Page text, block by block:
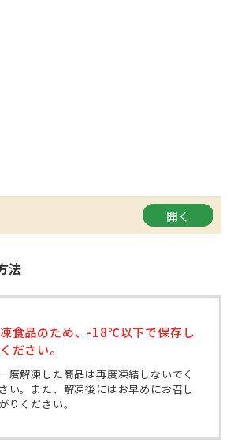
法
食品のため、-18℃以下で保存し
ださい。
度解凍した商品は再度凍結しないでく
い。また、解凍後にはお早めにお召し
りください。